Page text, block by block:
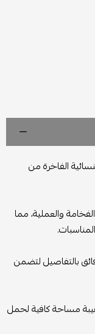
الفاخرة من
والعملية، مما
بالتفاصيل لتضمن
مساحة كافية لحمل